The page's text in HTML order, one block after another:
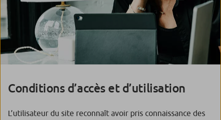
Conditions d’accès et d’utilisation
L’utilisateur du site reconnaît avoir pris connaissance des